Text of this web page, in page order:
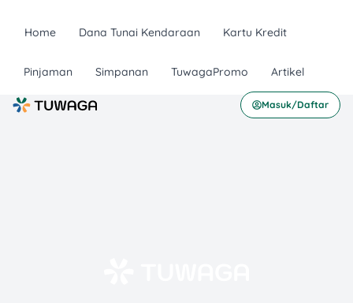
Home Dana Tunai Kendaraan Kartu Kredit
Pinjaman Simpanan TuwagaPromo Artikel
Masuk/Daftar